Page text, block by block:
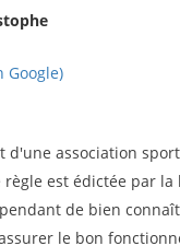
Google)
d'une association
est édictée par
de bien
le bon